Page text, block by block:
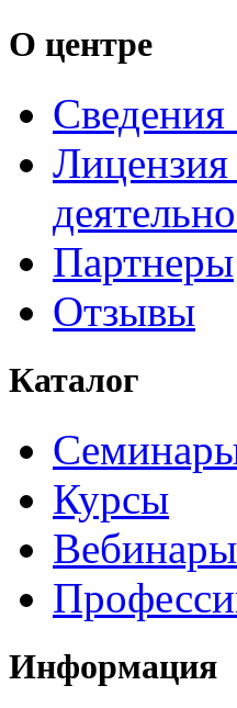
О центре
Сведения
Лицензия
Партнеры
Отзывы
Каталог
Курсы
Вебинары
Информация